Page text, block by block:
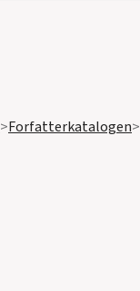
>Forfatterkatalogen>